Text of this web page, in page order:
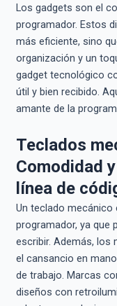
Los gadgets son el
programador. Estos
más eficiente, sino
organización y un
gadget tecnológico
útil y bien recibido.
amante de la
Teclados
Comodidad
línea de
Un teclado mecánico
programador, ya que
escribir. Además, los
el cansancio en
de trabajo. Marcas
diseños con